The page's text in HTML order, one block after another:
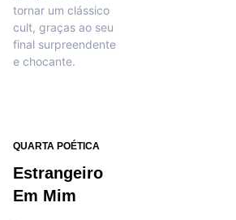
tornar um clássico
cult, graças ao seu
final surpreendente
e chocante.
QUARTA POÉTICA
Estrangeiro
Em Mim